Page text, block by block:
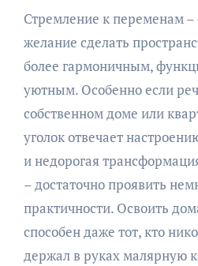
Стремление к переменам –
желание сделать
более гармоничным,
уютным. Особенно если
собственном доме или
уголок отвечает
и недорогая
– достаточно проявить
практичности. Освоить
способен даже тот, кто
держал в руках малярную